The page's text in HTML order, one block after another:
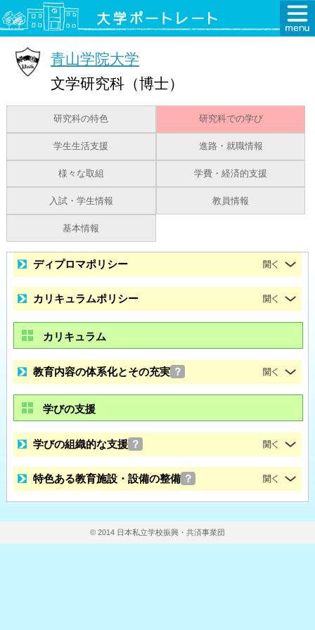
青山学院大学
文学研究科（博士）
研究科の特色 研究科での学び
学生生活支援 進路・就職情報
様々な取組 学費・経済的支援
入試・学生情報 教員情報
基本情報
ディプロマポリシー
カリキュラムポリシー
カリキュラム
教育内容の体系化とその充実 ？
学びの支援
学びの組織的な支援 ？
特色ある教育施設・設備の整備 ？
© 2014 日本私立学校振興・共済事業団